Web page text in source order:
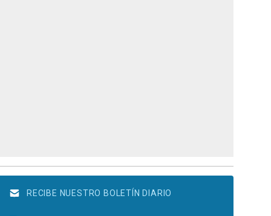
RECIBE NUESTRO BOLETÍN DIARIO